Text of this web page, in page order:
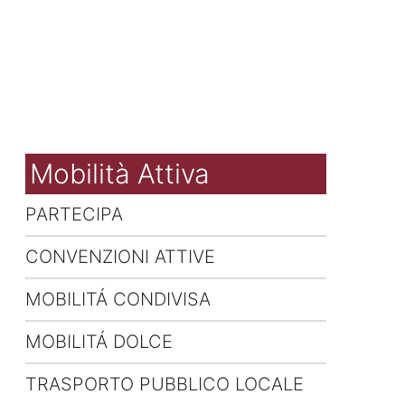
Mobilità Attiva
PARTECIPA
CONVENZIONI ATTIVE
MOBILITÁ CONDIVISA
MOBILITÁ DOLCE
TRASPORTO PUBBLICO LOCALE